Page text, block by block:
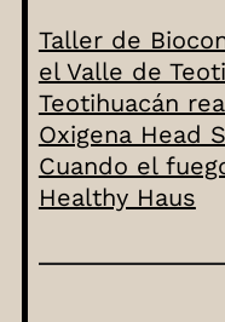
Taller de
el Valle de
Teotihuacán
Oxigena Head
Cuando el
Healthy Haus